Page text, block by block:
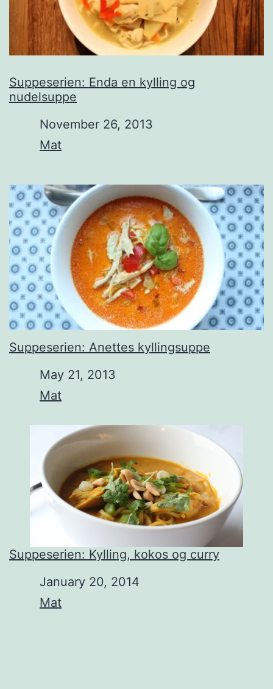
Suppeserien: Enda en kylling og
nudelsuppe
November 26, 2013
In relation to
Mat
Suppeserien: Anettes kyllingsuppe
May 21, 2013
In relation to
Mat
Suppeserien: Kylling, kokos og curry
January 20, 2014
In relation to
Mat